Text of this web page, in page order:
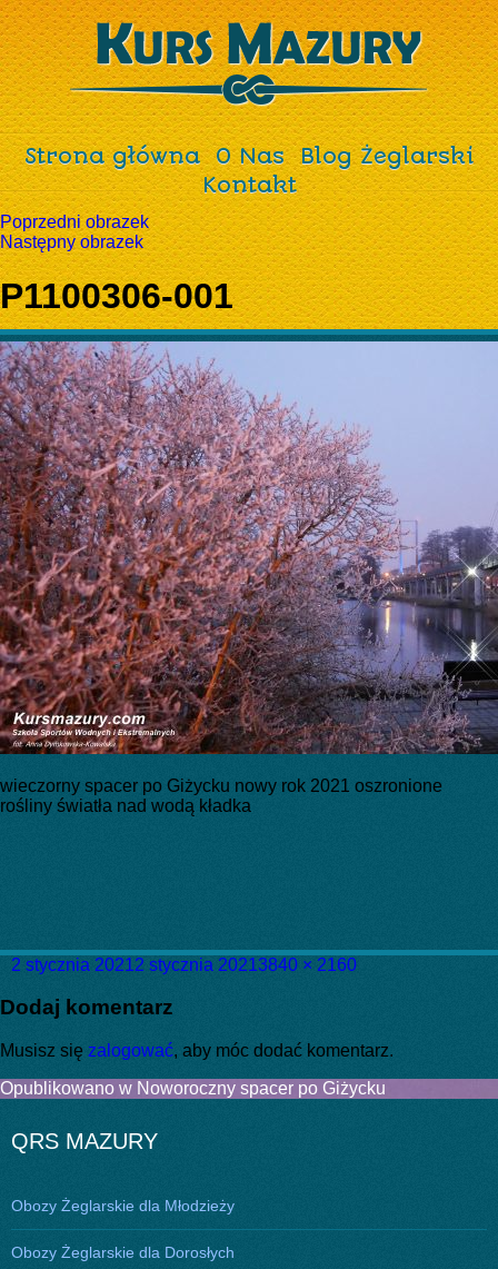
Strona główna O Nas
Blog Żeglarski
Kontakt
Poprzedni obrazek
Następny obrazek
P1100306-001
wieczorny spacer po Giżycku nowy rok 2021 oszronione
rośliny światła nad wodą kładka
Data
2 stycznia 20212 stycznia 2021Pełny
3840 × 2160
Dodaj komentarz
Musisz się zalogować, aby móc dodać komentarz.
Nawigacja
Opublikowano w Noworoczny spacer po Giżycku
QRS MAZURY
Obozy Żeglarskie dla Młodzieży
Obozy Żeglarskie dla Dorosłych